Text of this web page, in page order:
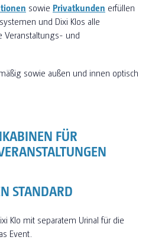
sowie Privatkunden erfüllen
und Dixi Klos alle
Veranstaltungs- und
sowie außen und innen optisch
FÜR
STANDARD
Klo mit separatem Urinal für die
Event.